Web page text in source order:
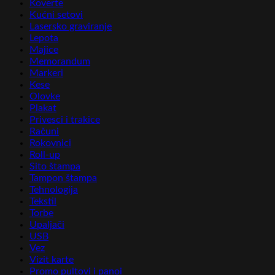
Koverte
Kućni setovi
Lasersko graviranje
Lepota
Majice
Memorandum
Markeri
Kese
Olovke
Plakat
Privesci i trakice
Računi
Rokovnici
Roll-up
Sito štampa
Tampon štampa
Tehnologija
Tekstil
Torbe
Upaljači
USB
Vez
Vizit karte
Promo pultovi i panoi